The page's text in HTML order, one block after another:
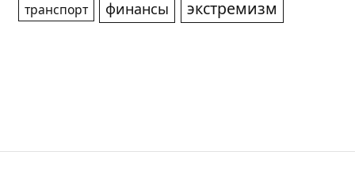
транспорт финансы экстремизм